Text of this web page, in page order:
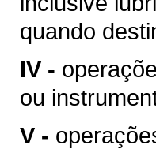
quando
IV -
ou
V -